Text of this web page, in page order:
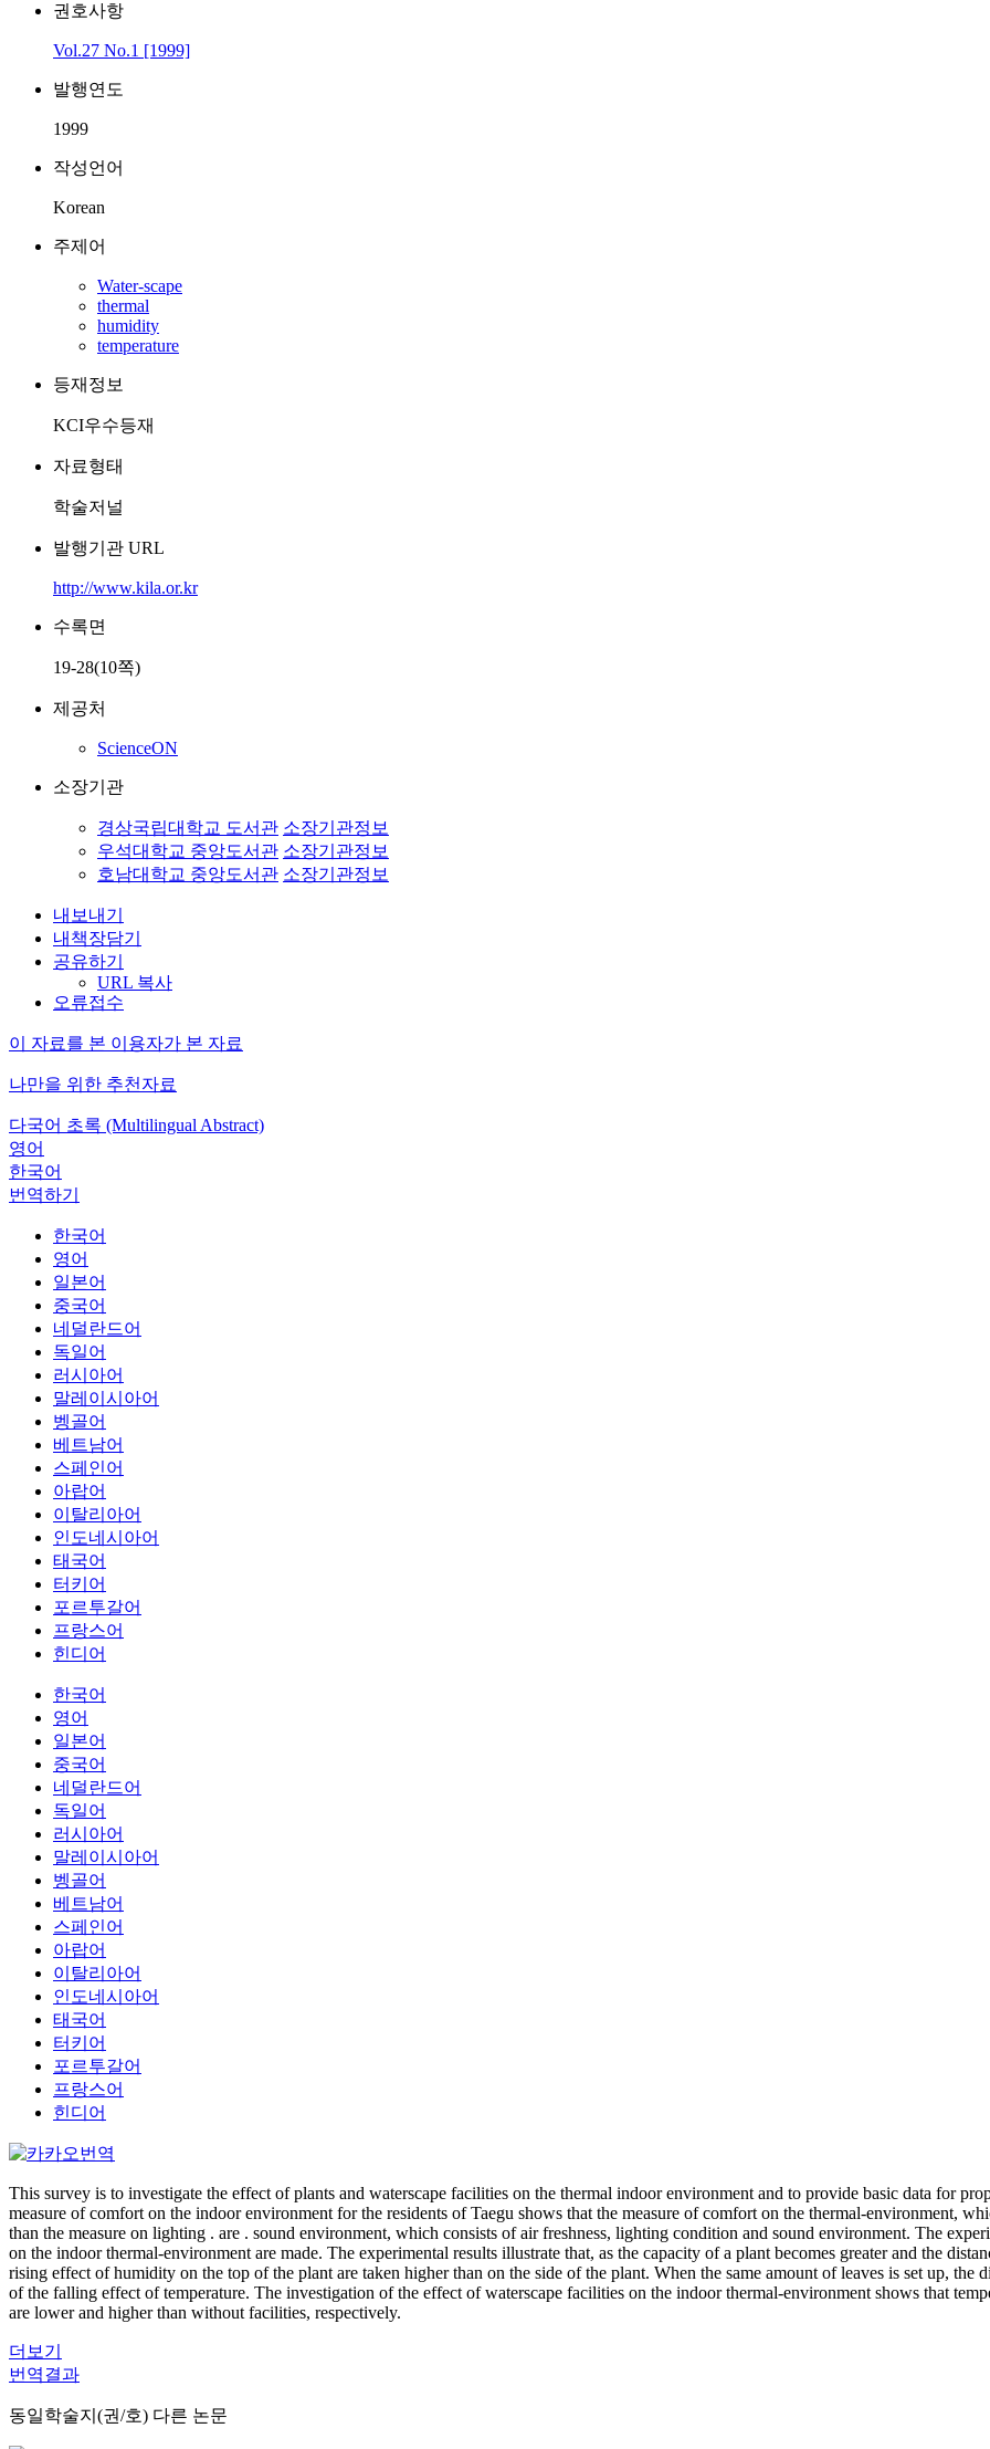
권호사항
Vol.27 No.1 [1999]
발행연도
1999
작성언어
Korean
주제어
Water-scape
thermal
humidity
temperature
등재정보
KCI우수등재
자료형태
학술저널
발행기관 URL
http://www.kila.or.kr
수록면
19-28(10쪽)
제공처
ScienceON
소장기관
경상국립대학교 도서관 소장기관정보
우석대학교 중앙도서관 소장기관정보
호남대학교 중앙도서관 소장기관정보
내보내기
내책장담기
공유하기
URL 복사
오류접수
이 자료를 본 이용자가 본 자료
나만을 위한 추천자료
다국어 초록 (Multilingual Abstract)
영어
한국어
번역하기
한국어
영어
일본어
중국어
네덜란드어
독일어
러시아어
말레이시아어
벵골어
베트남어
스페인어
아랍어
이탈리아어
인도네시아어
태국어
터키어
포르투갈어
프랑스어
힌디어
한국어
영어
일본어
중국어
네덜란드어
독일어
러시아어
말레이시아어
벵골어
베트남어
스페인어
아랍어
이탈리아어
인도네시아어
태국어
터키어
포르투갈어
프랑스어
힌디어
This survey is to investigate the effect of plants and waterscape facilities on the thermal indoor environment and to provide basic data for
measure of comfort on the indoor environment for the residents of Taegu shows that the measure of comfort on the thermal-environment,
than the measure on lighting . are . sound environment, which consists of air freshness, lighting condition and sound environment. The
on the indoor thermal-environment are made. The experimental results illustrate that, as the capacity of a plant becomes greater and the
rising effect of humidity on the top of the plant are taken higher than on the side of the plant. When the same amount of leaves is set up,
of the falling effect of temperature. The investigation of the effect of waterscape facilities on the indoor thermal-environment shows that
are lower and higher than without facilities, respectively.
더보기
번역결과
동일학술지(권/호) 다른 논문